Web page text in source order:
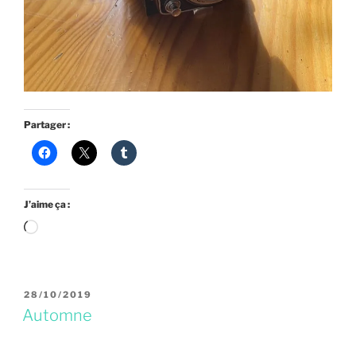
Partager :
J’aime ça :
Chargement…
PUBLIÉ
LE
28/10/2019
Automne